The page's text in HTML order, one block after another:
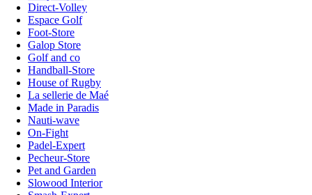
Direct-Volley
Espace Golf
Foot-Store
Galop Store
Golf and co
Handball-Store
House of Rugby
La sellerie de Maé
Made in Paradis
Nauti-wave
On-Fight
Padel-Expert
Pecheur-Store
Pet and Garden
Slowood Interior